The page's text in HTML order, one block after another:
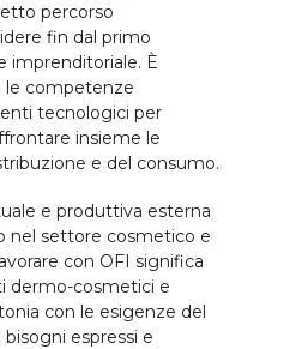
percorso
fin dal primo
imprenditoriale. È
le competenze
tecnologici per
insieme le
e del consumo.
e produttiva esterna
nel settore cosmetico e
con OFI significa
dermo-cosmetici e
con le esigenze del
espressi e